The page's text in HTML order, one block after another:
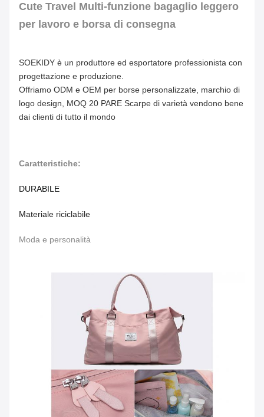
Cute Travel Multi-funzione bagaglio leggero
per lavoro e borsa di consegna
SOEKIDY è un produttore ed esportatore professionista con
progettazione e produzione.
Offriamo ODM e OEM per borse personalizzate, marchio di
logo design, MOQ 20 PARE Scarpe di varietà vendono bene
dai clienti di tutto il mondo
Caratteristiche:
DURABILE
Materiale riciclabile
Moda e personalità